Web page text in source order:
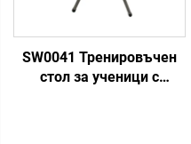
SW0041 Тренировъчен
стол за ученици с